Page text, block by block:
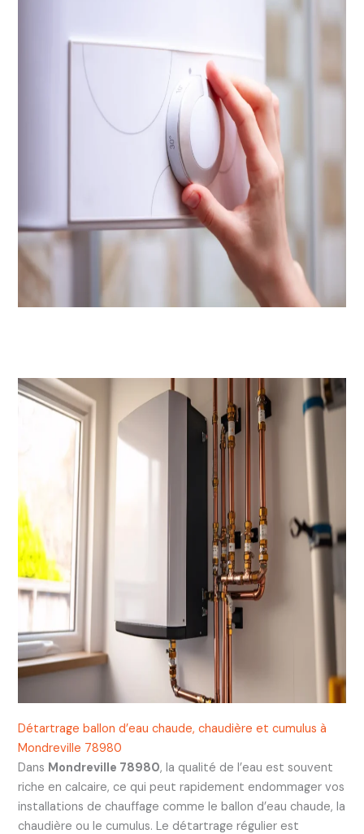
Détartrage ballon d’eau chaude, chaudière et cumulus à
Mondreville 78980
Dans Mondreville 78980, la qualité de l’eau est souvent
riche en calcaire, ce qui peut rapidement endommager vos
installations de chauffage comme le ballon d’eau chaude, la
chaudière ou le cumulus. Le détartrage régulier est